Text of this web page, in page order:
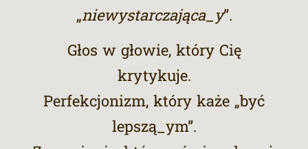
„niewystarczająca_y”.
Głos w głowie, który Cię
krytykuje.
Perfekcjonizm, który każe „być
lepszą_ym”.